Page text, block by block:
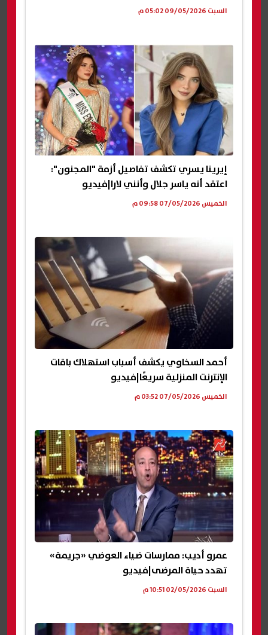
السبت 09/05/2026 05:02 م
إيرينا يسري تكشف تفاصيل أزمة "المجنون":
اعتقد أنه ياسر جلال وأنني لارا|فيديو
الخميس 07/05/2026 09:58 م
أحمد السخاوي يكشف أسباب استهلاك باقات
الإنترنت المنزلية سريعًا|فيديو
الخميس 07/05/2026 03:52 م
عمرو أديب: ممارسات ضياء العوضي «جريمة»
تهدد حياة المرضى|فيديو
السبت 02/05/2026 10:51 م